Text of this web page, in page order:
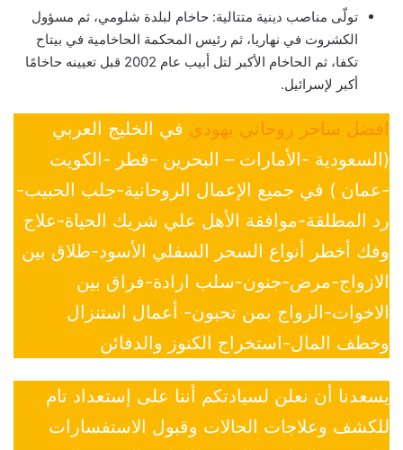
تولّى مناصب دينية متتالية: حاخام لبلدة شلومي، ثم مسؤول
الكشروت في نهاريا، ثم رئيس المحكمة الحاخامية في بيتاح
تكفا، ثم الحاخام الأكبر لتل أبيب عام 2002 قبل تعيينه حاخامًا
أكبر لإسرائيل.
افضل ساحر روحاني يهودي في الخليج العربي
(السعودية -الأمارات – البحرين -قطر -الكويت
-عمان ) في جميع الإعمال الروحانية-جلب الحبيب-
رد المطلقة-موافقة الأهل علي شريك الحياة-علاج
وفك أخطر أنواع السحر السفلي الأسود-طلاق بين
الازواج-مرض-جنون-سلب ارادة-فراق بين
الاخوات-الزواج بمن تحبون- أعمال استنزال
وخطف المال-استخراج الكنوز والدفائن
يسعدنا أن نعلن لسيادتكم أننا على إستعداد تام
للكشف وعلاجات الحالات وقبول الاستفسارات